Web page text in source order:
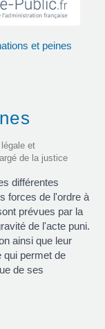
et peines
et
de la justice
différentes
forces de l'ordre à
prévues par la
de l'acte puni.
ainsi que leur
qui permet de
de ses